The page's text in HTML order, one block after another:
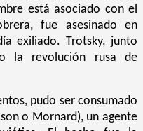
está asociado con el
fue asesinado en
exiliado. Trotsky, junto
la revolución rusa de
pudo ser consumado
o Mornard), un agente